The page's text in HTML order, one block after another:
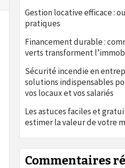
Gestion locative efficace :
pratiques
Financement durable :
verts transforment
Sécurité incendie en
solutions indispensables
vos locaux et vos salariés
Les astuces faciles et
estimer la valeur de votre
Commentaires